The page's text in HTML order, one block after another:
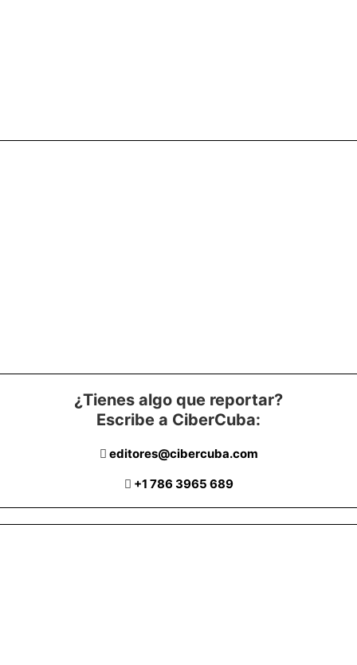
¿Tienes algo que reportar?
Escribe a CiberCuba:
editores@cibercuba.com
+1 786 3965 689